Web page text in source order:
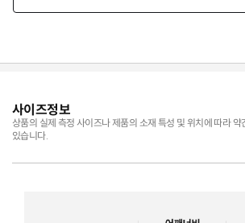
사이즈정보
상품의 실제 측정 사이즈나 제품의 소재 특성 및 위치에 따라 약
있습니다.